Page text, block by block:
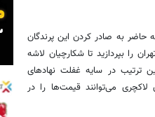
حاضر به صادر کردن این پرندگان
را بپردازید تا شکارچیان لاشه
ترتیب در سایه غفلت نهاد‌های
می‌توانند قیمت‌ها را در